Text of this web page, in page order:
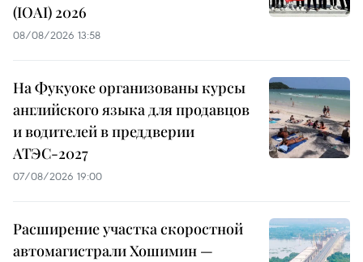
(IOAI) 2026
08/08/2026 13:58
На Фукуоке организованы курсы
английского языка для продавцов
и водителей в преддверии
АТЭС-2027
07/08/2026 19:00
Расширение участка скоростной
автомагистрали Хошимин —